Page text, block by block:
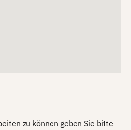
zu können geben Sie bitte